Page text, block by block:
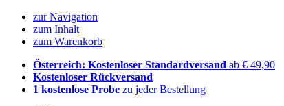
zur Navigation
zum Inhalt
zum Warenkorb
Österreich: Kostenloser Standardversand ab € 49,90
Kostenloser Rückversand
1 kostenlose Probe zu jeder Bestellung